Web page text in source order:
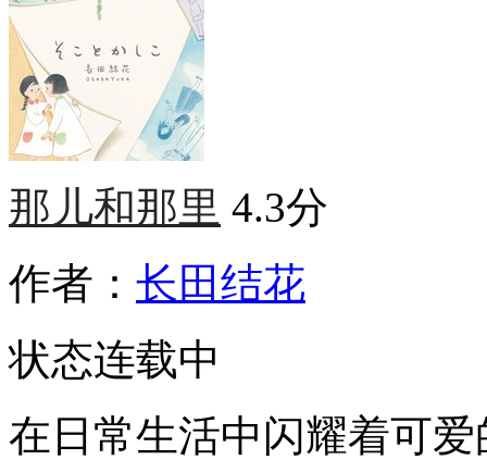
那儿和那里 4.3分
作者： 长田结花
状态连载中
在日常生活中闪耀着可